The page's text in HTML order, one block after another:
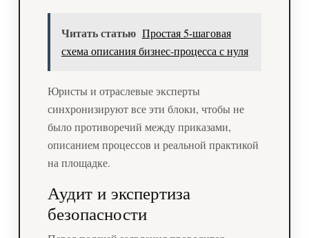
Читать статью Простая 5-шаговая
схема описания бизнес-процесса с нуля
Юристы и отраслевые эксперты
синхронизируют все эти блоки, чтобы не
было противоречий между приказами,
описанием процессов и реальной практикой
на площадке.
Аудит и экспертиза
безопасности